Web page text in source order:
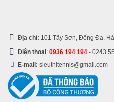
Địa chỉ: 101 Tây Sơn, Đống Đa,
Điện thoại: 0936 194 194 - 0243
E-mail: sieuthitennis@gmail.com